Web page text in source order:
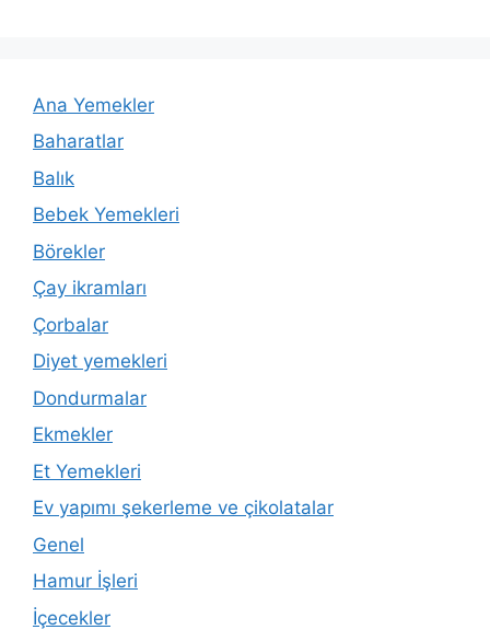
Ana Yemekler
Baharatlar
Balık
Bebek Yemekleri
Börekler
Çay ikramları
Çorbalar
Diyet yemekleri
Dondurmalar
Ekmekler
Et Yemekleri
Ev yapımı şekerleme ve çikolatalar
Genel
Hamur İşleri
İçecekler